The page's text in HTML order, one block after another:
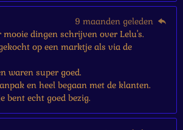
9 maanden geleden
dingen schrijven over Lelu's.
op een marktje als via de
waren super goed.
en heel begaan met de klanten.
bent echt goed bezig.